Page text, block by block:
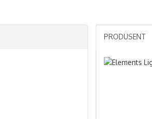
PRODUSENT